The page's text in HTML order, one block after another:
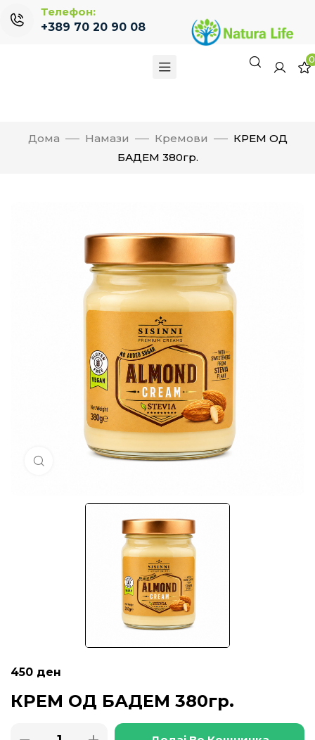
Телефон:
+389 70 20 90 08
0
Дома Намази Кремови
КРЕМ ОД
БАДЕМ 380гр.
Кликни за голема слика
450 ден
КРЕМ ОД БАДЕМ 380гр.